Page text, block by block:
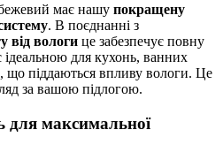
має нашу покращену
. В поєднанні з
від вологи це забезпечує повну
ідеальною для кухонь, ванних
що піддаються впливу вологи. Це
за вашою підлогою.
для максимальної